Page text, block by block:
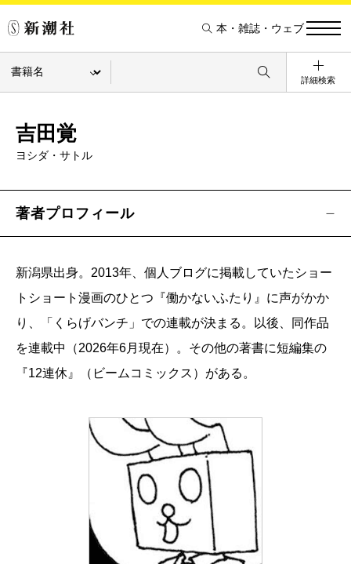
本・雑誌・ウェブ
詳細検索
吉田覚
ヨシダ・サトル
著者プロフィール
新潟県出身。2013年、個人ブログに掲載していたショー
トショート漫画のひとつ『働かないふたり』に声がかか
り、「くらげバンチ」での連載が決まる。以後、同作品
を連載中（2026年6月現在）。その他の著書に短編集の
『12連休』（ビームコミックス）がある。